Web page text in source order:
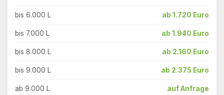
bis 6.000 L ab 1.720 Euro
bis 7.000 L ab 1.940 Euro
bis 8.000 L ab 2.160 Euro
bis 9.000 L ab 2.375 Euro
ab 9.000 L auf Anfrage